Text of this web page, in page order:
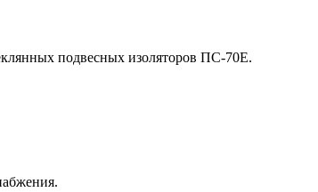
подвесных изоляторов ПС-70Е.